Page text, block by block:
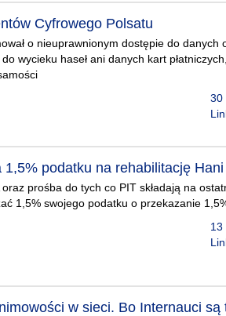
Cyfrowego Polsatu
o nieuprawnionym dostępie do danych
wycieku haseł ani danych kart
30
podatku na rehabilitację
prośba do tych co PIT składają na
1,5% swojego podatku o przekazanie
13
w sieci. Bo Internauci są